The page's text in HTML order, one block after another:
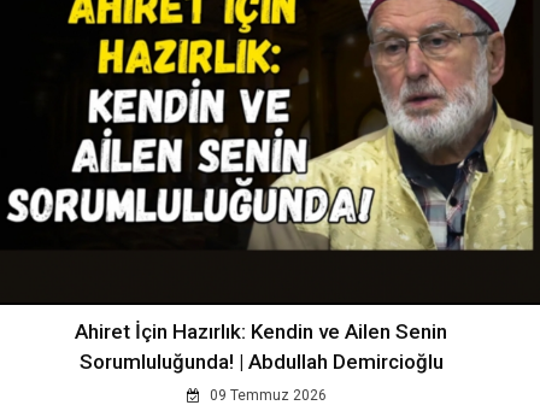
Ahiret İçin Hazırlık: Kendin ve Ailen Senin
Sorumluluğunda! | Abdullah Demircioğlu
09 Temmuz 2026